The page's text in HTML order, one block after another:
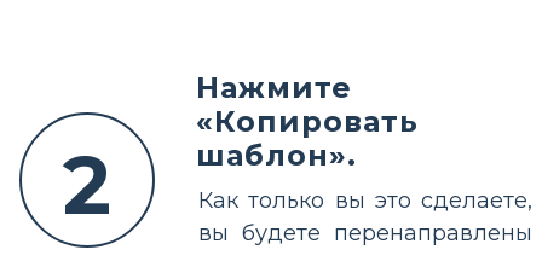
2
Нажмите
«Копировать
шаблон».
Как только вы это сделаете,
вы будете перенаправлены